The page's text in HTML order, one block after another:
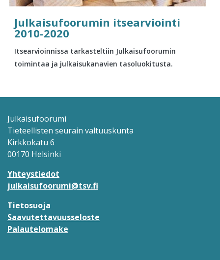
Julkaisufoorumin itsearviointi
2010-2020
Itsearvioinnissa tarkasteltiin Julkaisufoorumin
toimintaa ja julkaisukanavien tasoluokitusta.
Julkaisufoorumi
Tieteellisten seurain valtuuskunta
Kirkkokatu 6
00170 Helsinki
Yhteystiedot
julkaisufoorumi@tsv.fi
Tietosuoja
Saavutettavuusseloste
Palautelomake